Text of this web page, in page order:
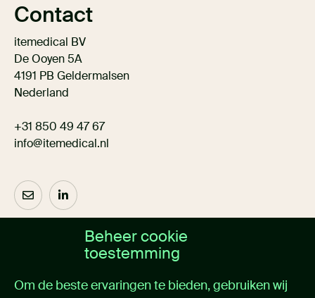
Beheer cookie
toestemming
Om de beste ervaringen te bieden, gebruiken wij
Contact
itemedical BV
De Ooyen 5A
4191 PB Geldermalsen
Nederland
+31 850 49 47 67
info@itemedical.nl
Over ons
Oplossingen